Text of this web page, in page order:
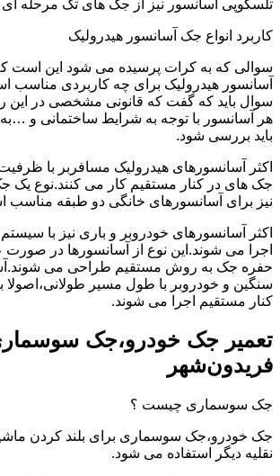
تلسکوپی آسانسور نیز از جک های تک مرحله
کاربرد انواع جک آسانسور هیدرولیک
سوالی که به کرات پرسیده می شود این است
آسانسور هیدرولیک برای چه کاربردی مناسب
سوال باید که گفت که قانونی مشخصی در این
هر آسانسور با توجه به شرایط ساختمانی و
باید بررسی شود.
اکثر آسانسورهای هیدرولیک مسافربر با
جک های در کنار مستقیم کار می کنند.نوع یک
نیز برای آسانسورهای خانگی دو طبقه مناسب
اکثر آسانسورهای خودروبر و باری نیز با
اجرا می شوند.این نوع از آسانسورها در صورت
حفره جک به روش مستقیم طراحی می
سنگین و خودروبر با طول مسیر
کنار مستقیم اجرا می شوند.
تعمیر جک خودرو،جک
فریدون‌شهر
جک سوسماری چیست ؟
جک خودرو،جک سوسماری برای بلند کردن
نقلیه دیگر استفاده می شود.